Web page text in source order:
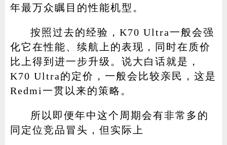
家电 技巧 作者
年最万众瞩目的性能机型。
按照过去的经验，K70 Ultra一般会强
化它在性能、续航上的表现，同时在质价
比上得到进一步升级。说大白话就是，
K70 Ultra的定价，一般会比较亲民，这是
Redmi一贯以来的策略。
所以即便年中这个周期会有非常多的
同定位竞品冒头，但实际上